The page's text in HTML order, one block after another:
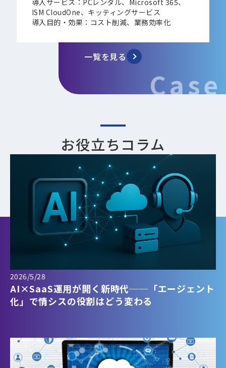
Case
導入サービス：PCレンタル、Microsoft 365、
ISM CloudOne、キッティングサービス
導入目的・効果：コスト削減、業務効率化
一覧を見る
お役立ちコラム
2026/5/28
AI×SaaS運用が開く新時代──「エージェント
化」で情シスの役割はどう変わる